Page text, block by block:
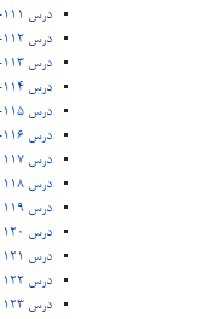
درس 111- نت های کوچک بخش پنجم
درس 112- نت های کوچک بخش ششم
درس 113- سرود خواب تا چند
درس 114- اتود شماره 1
درس 115- پیش درآمد دشتی
درس 116- لزگی ماهور
درس 117 - آرزوها
درس 118 - Di Provenza il mar il suol
درس 119 - In The Bleak Midwinter
درس 120 - May It Be
درس 121 - چهار مضراب ماهور
درس 122 - تغییر پوزیسیون
درس 123 - تمرین تغییر پوزیسیون سیم لا